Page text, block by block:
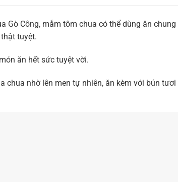
Gò Công, mắm tôm chua có thể dùng ăn
tuyệt.
ăn hết sức tuyệt vời.
chua nhờ lên men tự nhiên, ăn kèm với bún